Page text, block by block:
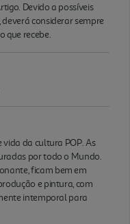
Devido a possíveis
considerar sempre
que recebe.
da cultura POP. As
por todo o Mundo.
ficam bem em
e pintura, com
intemporal para